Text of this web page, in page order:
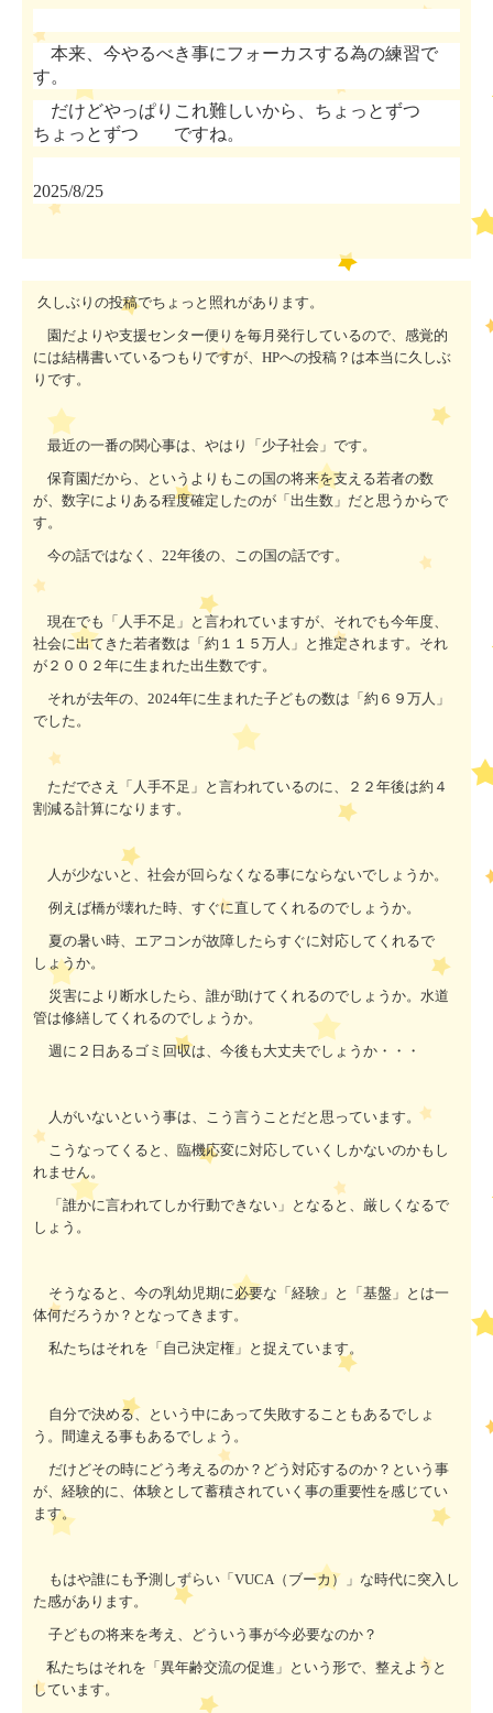
本来、今やるべき事にフォーカスする為の練習で
す。
だけどやっぱりこれ難しいから、ちょっとずつ
ちょっとずつ ですね。
2025/8/25
久しぶりの投稿でちょっと照れがあります。
園だよりや支援センター便りを毎月発行しているので、感覚的
には結構書いているつもりですが、 HPへの投稿？は本当に久しぶ
りです。
最近の一番の関心事は、やはり「少子社会」です。
保育園だから、というよりもこの国の将来を支える若者の数
が、数字によりある程度確定したのが「出生数」だと思うからで
す。
今の話ではなく、 22年後の、この国の話です。
現在でも「人手不足」と言われていますが、それでも今年度、
社会に出てきた若者数は「約１１５万人」と推定されます。それ
が２００２年に生まれた出生数です。
それが去年の、 2024年に生まれた子どもの数は「約６９万人」
でした。
ただでさえ「人手不足」と言われているのに、２２年後は約４
割減る計算になります。
人が少ないと、社会が回らなくなる事にならないでしょうか。
例えば橋が壊れた時、すぐに直してくれるのでしょうか。
夏の暑い時、エアコンが故障したらすぐに対応してくれるで
しょうか。
災害により断水したら、誰が助けてくれるのでしょうか。水道
管は修繕してくれるのでしょうか。
週に２日あるゴミ回収は、今後も大丈夫でしょうか・・・
人がいないという事は、こう言うことだと思っています。
こうなってくると、臨機応変に対応していくしかないのかもし
れません。
「誰かに言われてしか行動できない」となると、厳しくなるで
しょう。
そうなると、今の乳幼児期に必要な「経験」と「基盤」とは一
体何だろうか？となってきます。
私たちはそれを「自己決定権」と捉えています。
自分で決める、という中にあって失敗することもあるでしょ
う。間違える事もあるでしょう。
だけどその時にどう考えるのか？どう対応するのか？という事
が、経験的に、体験として蓄積されていく事の重要性を感じてい
ます。
もはや誰にも予測しずらい「 VUCA （ブーカ）」な時代に突入し
た感があります。
子どもの将来を考え、どういう事が今必要なのか？
私たちはそれを「異年齢交流の促進」という形で、整えようと
しています。